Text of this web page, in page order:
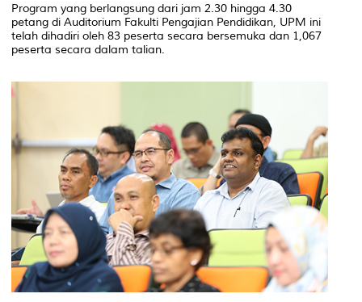
Program yang berlangsung dari jam 2.30 hingga 4.30
petang di Auditorium Fakulti Pengajian Pendidikan, UPM ini
telah dihadiri oleh 83 peserta secara bersemuka dan 1,067
peserta secara dalam talian.